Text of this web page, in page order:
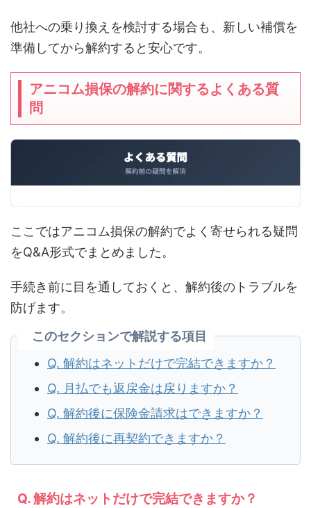
他社への乗り換えを検討する場合も、新しい補償を
準備してから解約すると安心です。
アニコム損保の解約に関するよくある質
問
ここではアニコム損保の解約でよく寄せられる疑問
をQ&A形式でまとめました。
手続き前に目を通しておくと、解約後のトラブルを
防げます。
このセクションで解説する項目
Q. 解約はネットだけで完結できますか？
Q. 月払でも返戻金は戻りますか？
Q. 解約後に保険金請求はできますか？
Q. 解約後に再契約できますか？
Q. 解約はネットだけで完結できますか？